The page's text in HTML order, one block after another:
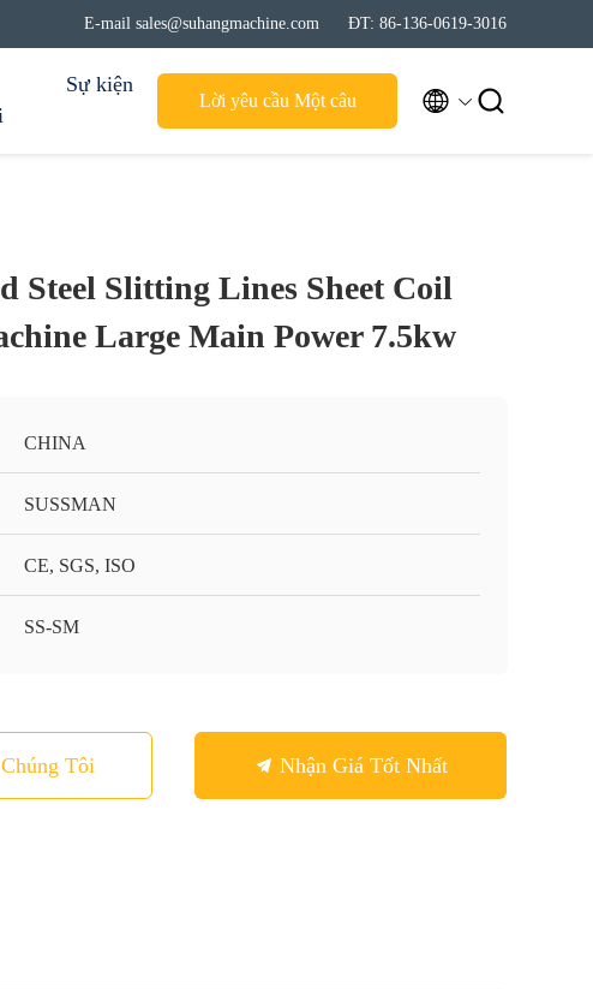
E-mail sales@suhangmachine.com ĐT: 86-136-0619-3016
Sự kiện
Lời yêu cầu Một câu  
Steel Slitting Lines Sheet Coil
Large Main Power 7.5kw
CHINA
SUSSMAN
CE, SGS, ISO
SS-SM
Tôi Nhận Giá Tốt Nhất